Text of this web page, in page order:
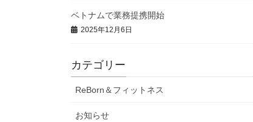
ベトナムで業務提携開始
2025年12月6日
カテゴリー
ReBorn＆フィットネス
お知らせ